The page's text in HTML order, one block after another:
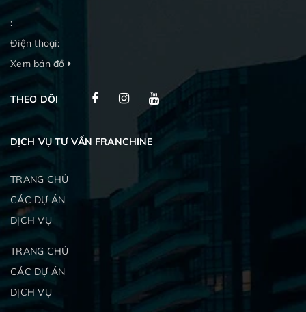
:
Điện thoại:
Xem bản đồ
THEO DÕI
DỊCH VỤ TƯ VẤN FRANCHINE
TRANG CHỦ
CÁC DỰ ÁN
DỊCH VỤ
TRANG CHỦ
CÁC DỰ ÁN
DỊCH VỤ